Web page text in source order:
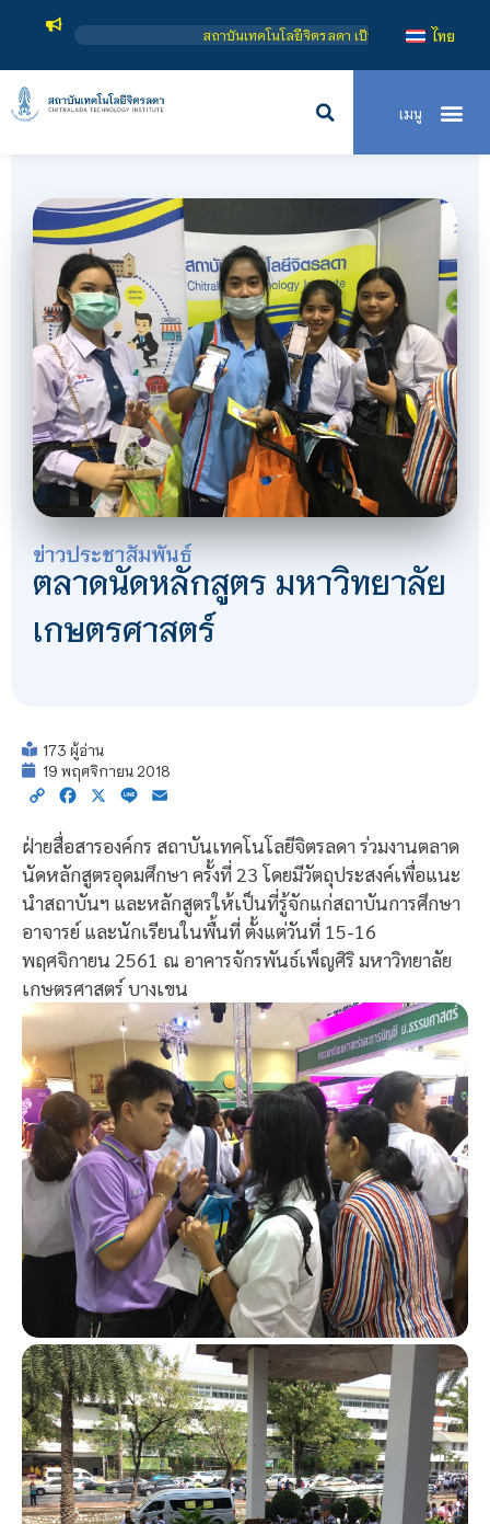
ดมศึกษาในกำกับของรัฐ เปิดหลักสูตรการเรียนการสอน 3 ระดับ คือ ระดับประกา
ไทย
ข่าวประชาสัมพันธ์
ตลาดนัดหลักสูตร มหาวิทยาลัย
เกษตรศาสตร์
173 ผู้อ่าน
19 พฤศจิกายน 2018
Copy Facebook
X Line
ฝ่ายสื่อสารองค์กร สถาบันเทคโนโลยีจิตรลดา ร่วมงานตลาด
นัดหลักสูตรอุดมศึกษา ครั้งที่ 23 โดยมีวัตถุประสงค์เพื่อแนะ
นำสถาบันฯ และหลักสูตรให้เป็นที่รู้จักแก่สถาบันการศึกษา
อาจารย์ และนักเรียนในพื้นที่ ตั้งแต่วันที่ 15-16
พฤศจิกายน 2561 ณ อาคารจักรพันธ์เพ็ญศิริ มหาวิทยาลัย
เกษตรศาสตร์ บางเขน